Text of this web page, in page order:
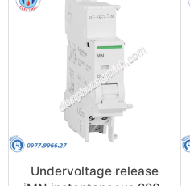
Undervoltage release